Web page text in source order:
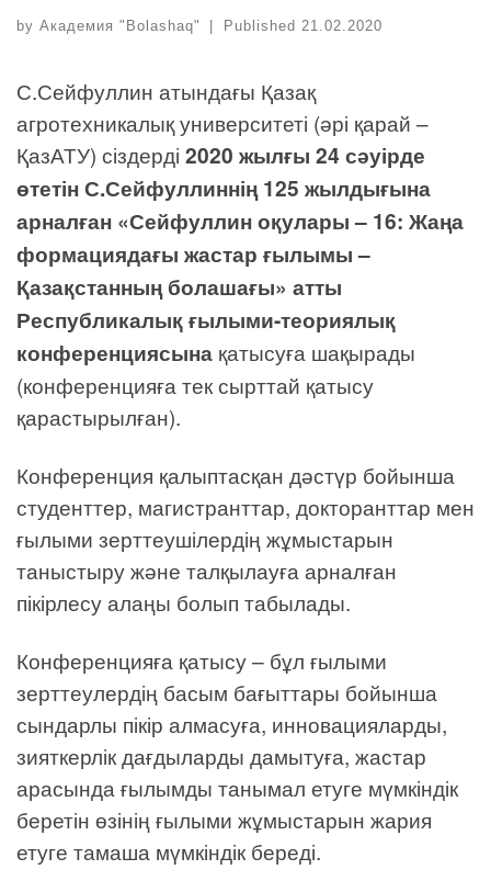
by Академия "Bolashaq" | Published 21.02.2020
С.Сейфуллин атындағы Қазақ
агротехникалық университеті (әрі қарай –
ҚазАТУ) сіздерді 2020 жылғы 24 сәуірде
өтетінС.Сейфуллиннің 125 жылдығына
арналған «Сейфуллин оқулары – 16: Жаңа
формациядағы жастар ғылымы –
Қазақстанның болашағы» атты
Республикалық ғылыми-теориялық
конференциясына қатысуға шақырады
(конференцияға тек сырттай қатысу
қарастырылған).
Конференция қалыптасқан дәстүр бойынша
студенттер, магистранттар, докторанттар мен
ғылыми зерттеушілердің жұмыстарын
таныстыру және талқылауға арналған
пікірлесу алаңы болып табылады.
Конференцияға қатысу – бұл ғылыми
зерттеулердің басым бағыттары бойынша
сындарлы пікір алмасуға, инновацияларды,
зияткерлік дағдыларды дамытуға, жастар
арасында ғылымды танымал етуге мүмкіндік
беретін өзінің ғылыми жұмыстарын жария
етуге тамаша мүмкіндік береді.